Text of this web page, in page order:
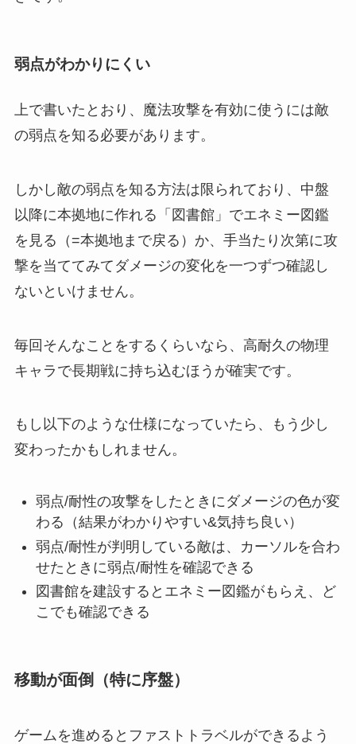
弱点がわかりにくい
上で書いたとおり、魔法攻撃を有効に使うには敵
の弱点を知る必要があります。
しかし敵の弱点を知る方法は限られており、中盤
以降に本拠地に作れる「図書館」でエネミー図鑑
を見る（=本拠地まで戻る）か、手当たり次第に攻
撃を当ててみてダメージの変化を一つずつ確認し
ないといけません。
毎回そんなことをするくらいなら、高耐久の物理
キャラで長期戦に持ち込むほうが確実です。
もし以下のような仕様になっていたら、もう少し
変わったかもしれません。
弱点/耐性の攻撃をしたときにダメージの色が変
わる（結果がわかりやすい&気持ち良い）
弱点/耐性が判明している敵は、カーソルを合わ
せたときに弱点/耐性を確認できる
図書館を建設するとエネミー図鑑がもらえ、ど
こでも確認できる
移動が面倒（特に序盤）
ゲームを進めるとファストトラベルができるよう